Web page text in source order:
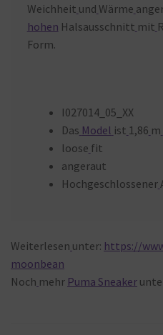
Weichheit und Wärme
hohen Halsausschnitt mit
Form.
I027014_05_XX
Das Model ist 1,86 m
loose fit
angeraut
Hochgeschlossener
Weiterlesen unter: https://
moonbean
Noch mehr Puma Sneaker